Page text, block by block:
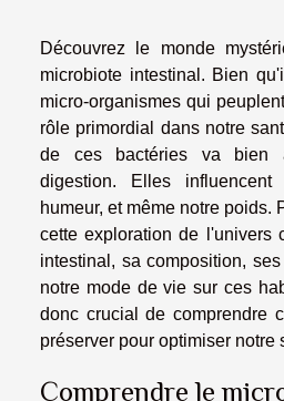
Découvrez le monde
microbiote intestinal. Bien
micro-organismes qui
rôle primordial dans notre
de ces bactéries va bien
digestion. Elles influencent
humeur, et même notre poids.
cette exploration de l'univers
intestinal, sa composition,
notre mode de vie sur ces
donc crucial de comprendre
préserver pour optimiser notre
Comprendre le